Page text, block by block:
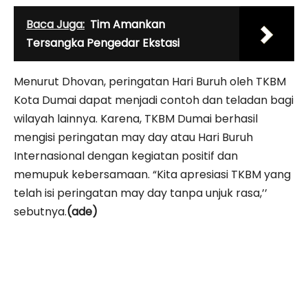
Baca Juga: Tim Amankan
Tersangka Pengedar Ekstasi
Menurut Dhovan, peringatan Hari Buruh oleh TKBM
Kota Dumai dapat menjadi contoh dan teladan bagi
wilayah lainnya. Karena, TKBM Dumai berhasil
mengisi peringatan may day atau Hari Buruh
Internasional dengan kegiatan positif dan
memupuk kebersamaan. “Kita apresiasi TKBM yang
telah isi peringatan may day tanpa unjuk rasa,’’
sebutnya.(ade)